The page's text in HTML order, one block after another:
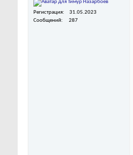
Регистрация
31.05.2023
Сообщений
287